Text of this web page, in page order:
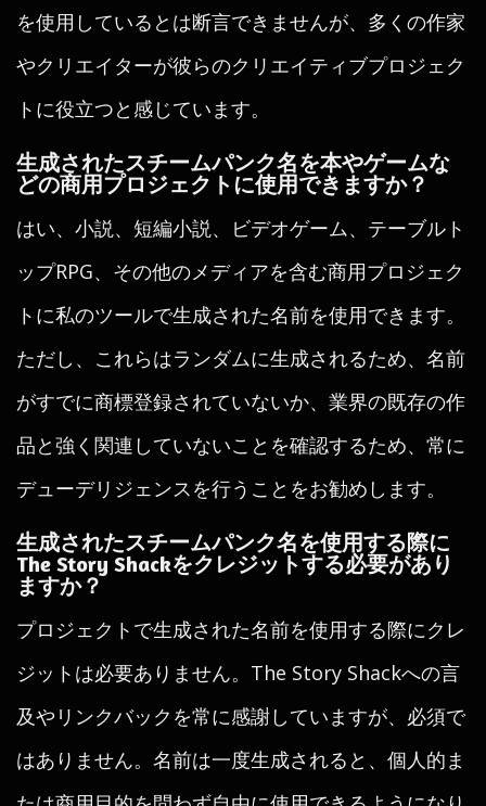
を使用しているとは断言できませんが、多くの作家
やクリエイターが彼らのクリエイティブプロジェク
トに役立つと感じています。
生成されたスチームパンク名を本やゲームな
どの商用プロジェクトに使用できますか？
はい、小説、短編小説、ビデオゲーム、テーブルト
ップRPG、その他のメディアを含む商用プロジェク
トに私のツールで生成された名前を使用できます。
ただし、これらはランダムに生成されるため、名前
がすでに商標登録されていないか、業界の既存の作
品と強く関連していないことを確認するため、常に
デューデリジェンスを行うことをお勧めします。
生成されたスチームパンク名を使用する際に
The Story Shackをクレジットする必要があり
ますか？
プロジェクトで生成された名前を使用する際にクレ
ジットは必要ありません。The Story Shackへの言
及やリンクバックを常に感謝していますが、必須で
はありません。名前は一度生成されると、個人的ま